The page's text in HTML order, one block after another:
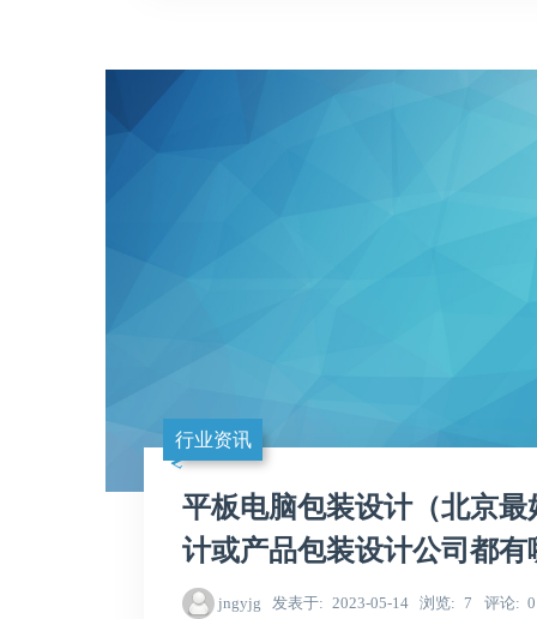
行业资讯
平板电脑包装设计（北京
计或产品包装设计公司都有
jngyjg 发表于 2023-05-14 浏览 7 评论 0